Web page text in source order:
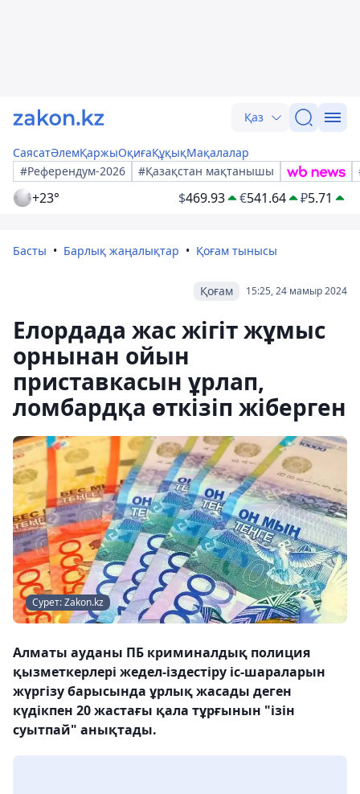
Қаз
СаясатӘлемҚаржыОқиғаҚұқықМақалалар
#Референдум-2026
#Қазақстан мақтанышы
+23° $469.93 €541.64 ₽5.71
Басты Барлық жаңалықтар Қоғам тынысы
15:25, 24 мамыр 2024
Қоғам
Елордада жас жігіт жұмыс
орнынан ойын
приставкасын ұрлап,
ломбардқа өткізіп жіберген
Сурет: Zakon.kz
Алматы ауданы ПБ криминалдық полиция
қызметкерлері жедел-іздестіру іс-шараларын
жүргізу барысында ұрлық жасады деген
күдікпен 20 жастағы қала тұрғынын "ізін
суытпай" анықтады.